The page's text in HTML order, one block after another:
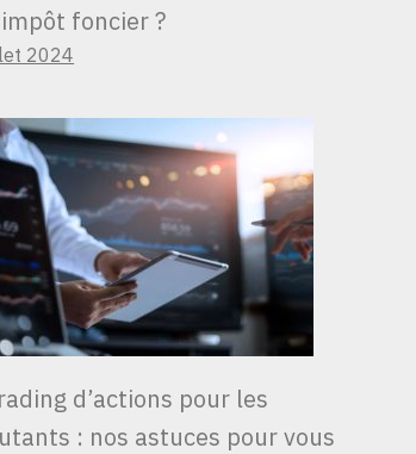
foncier ?
2024
d’actions pour les
: nos astuces pour vous